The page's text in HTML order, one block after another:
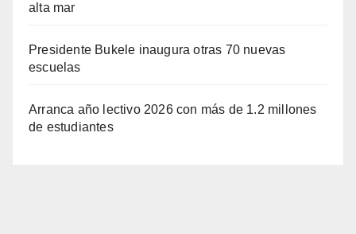
alta mar
Presidente Bukele inaugura otras 70 nuevas
escuelas
Arranca año lectivo 2026 con más de 1.2 millones
de estudiantes